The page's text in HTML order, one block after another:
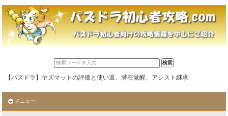
【パズドラ】ヤズマットの評価と使い道、潜在覚醒、アシスト継承
メニュー